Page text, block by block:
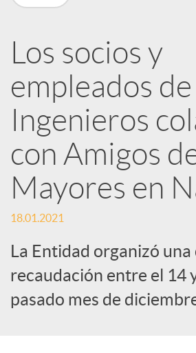
R
e
d
e
s
S
o
Los socios y
empleados
Ingenieros
con Amigos
Mayores en
18.01.2021
La Entidad organizó una
recaudación entre el 14
pasado mes de